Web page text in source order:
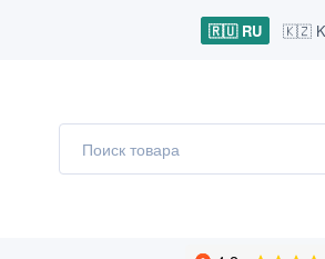
🇷🇺 RU 🇰🇿